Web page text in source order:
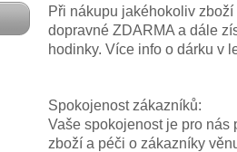
Při nákupu jakéhokoliv
dopravné ZDARMA a dále
hodinky. Více info o dárku v
Spokojenost zákazníků:
Vaše spokojenost je pro nás
zboží a péči o zákazníky